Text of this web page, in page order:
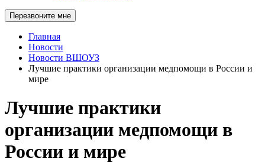
Перезвоните мне
Главная
Новости
Новости ВШОУЗ
Лучшие практики организации медпомощи в России и
мире
Лучшие практики
организации медпомощи в
России и мире